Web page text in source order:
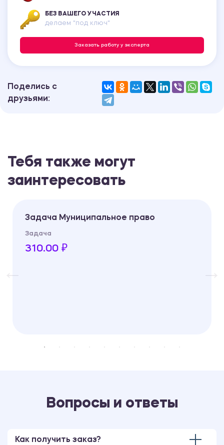
БЕЗ ВАШЕГО УЧАСТИЯ
делаем "под ключ"
Заказать работу у эксперта
Поделись с
друзьями:
Тебя также могут
заинтересовать
Задача Муниципальное право
Задача
310.00 ₽
Вопросы и ответы
Как получить заказ?